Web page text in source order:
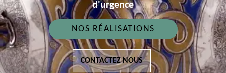
d'urgence
NOS RÉALISATIONS
CONTACTEZ NOUS